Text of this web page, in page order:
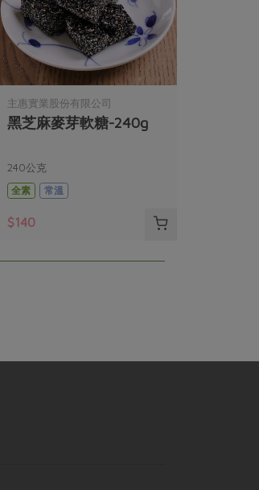
主惠實業股份有限公司
黑芝麻麥芽軟糖-240g
240公克
全素
常溫
$140